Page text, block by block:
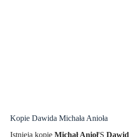
Kopie Dawida Michała Anioła
Istnieją kopie Michał Anioł'S Dawid